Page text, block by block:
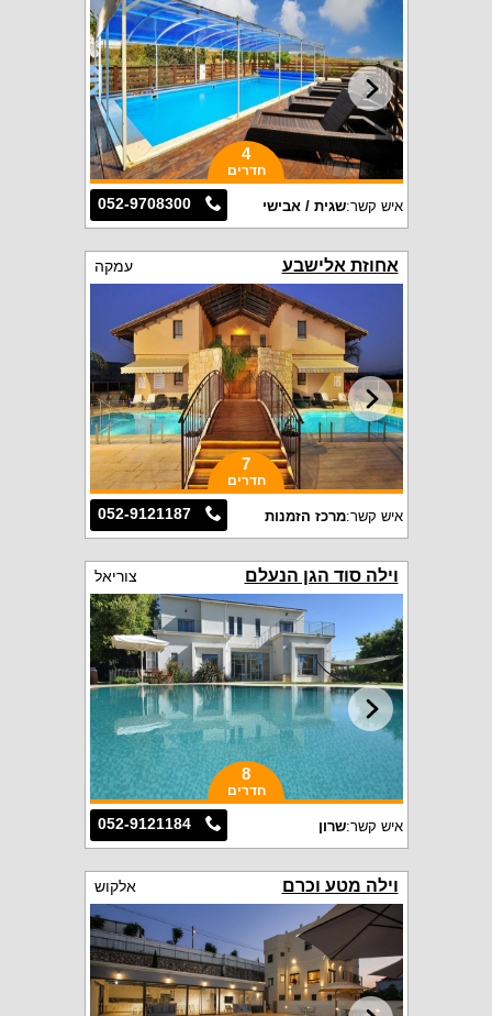
4
חדרים
052-9708300 איש קשר:שגית / אבישי
אחוזת אלישבע עמקה
7
חדרים
052-9121187 איש קשר:מרכז הזמנות
וילה סוד הגן הנעלם צוריאל
8
חדרים
052-9121184 איש קשר:שרון
וילה מטע וכרם אלקוש